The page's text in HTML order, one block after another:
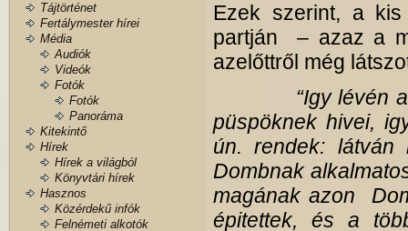
Tájtörténet
Fertálymester hírei
Média
Audiók
Videók
Fotók
Fotók
Panoráma
Kitekintő
Hírek
Hírek a világból
Könyvtári hírek
Hasznos
Közérdekű infók
Felnémeti alkotók
Ezek szerint, a
partján – azaz a
azelőttről még
“Igy lévén
püspöknek hivei,
ún. rendek: látván
Dombnak
magának azon
épitettek, és a